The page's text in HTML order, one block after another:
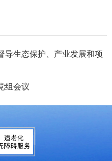
导生态保护、产业发展和项
组会议